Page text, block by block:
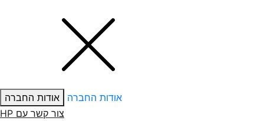
אודות החברה
אודות החברה
צור קשר עם ‏HP